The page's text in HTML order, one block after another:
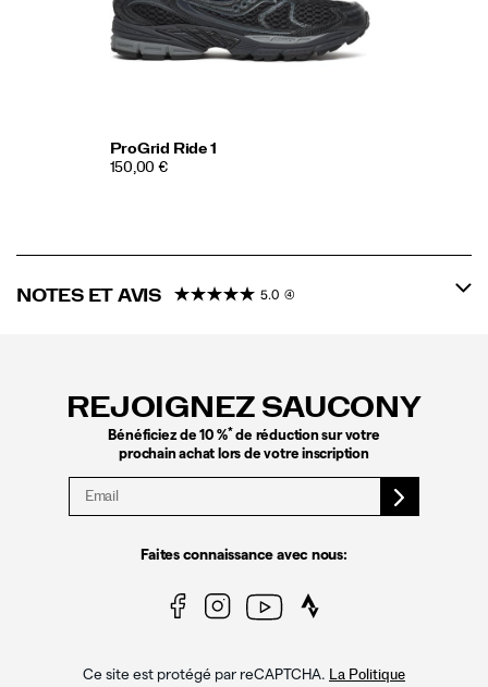
ProGrid Ride 1
150,00 €
NOTES ET AVIS 5.0 (4)
REJOIGNEZ SAUCONY
Bénéficiez de 10 %* de réduction sur votre
prochain achat lors de votre inscription
Faites connaissance avec nous:
Ce site est protégé par reCAPTCHA.
La Politique